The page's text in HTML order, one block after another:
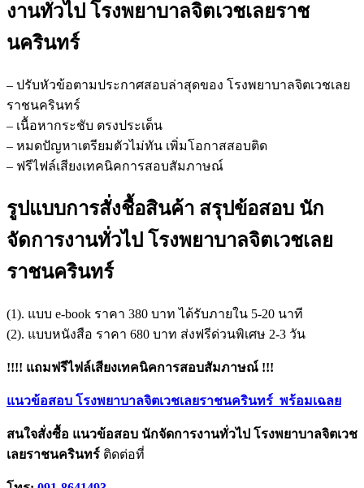
งานทั่วไป โรงพยาบาลจิตเวชเลยราช
นครินทร์
– ปรับหัวข้อตามประกาศสอบล่าสุดของ โรงพยาบาลจิตเวชเลย
ราชนครินทร์
– เนื้อหากระชับ ตรงประเด็น
– หมดปัญหาเตรียมตัวไม่ทัน เพิ่มโอกาสสอบติด
– ฟรีไฟล์เสียงเทคนิคการสอบสัมภาษณ์
รูปแบบการสั่งชื้อสินค้า สรุปข้อสอบ นัก
จัดการงานทั่วไป โรงพยาบาลจิตเวชเลย
ราชนครินทร์
(1). แบบ e-book ราคา 380 บาท ได้รับภายใน 5-20 นาที
(2). แบบหนังสือ ราคา 680 บาท ส่งฟรีด่วนพิเศษ 2-3 วัน
!!!! แถมฟรีไฟล์เสียงเทคนิคการสอบสัมภาษณ์ !!!
แนวข้อสอบ โรงพยาบาลจิตเวชเลยราชนครินทร์ พร้อมเฉลย
สนใจสั่งซื้อ แนวข้อสอบ นักจัดการงานทั่วไป โรงพยาบาลจิตเวช
เลยราชนครินทร์ ติดต่อที่